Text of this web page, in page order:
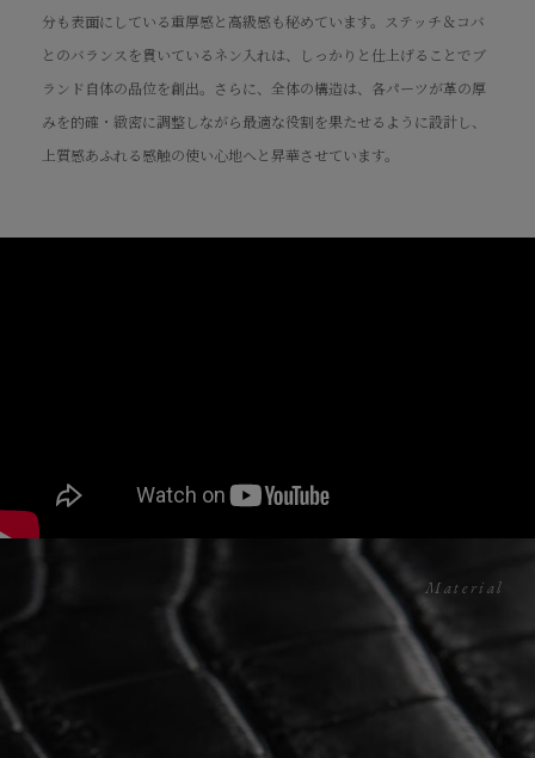
分も表面にしている重厚感と高級感も秘めています。ステッチ＆コバ
とのバランスを貫いているネン入れは、しっかりと仕上げることでブ
ランド自体の品位を創出。さらに、全体の構造は、各パーツが革の厚
みを的確・緻密に調整しながら最適な役割を果たせるように設計し、
上質感あふれる感触の使い心地へと昇華させています。
Material